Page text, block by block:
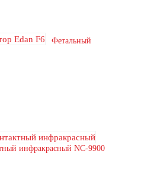
Фетальный
инфракрасный NC-9900